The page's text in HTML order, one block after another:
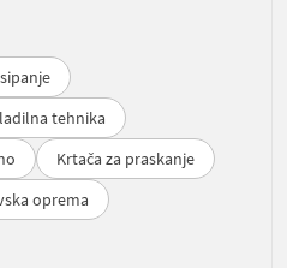
tehnika
Krtača za praskanje
oprema